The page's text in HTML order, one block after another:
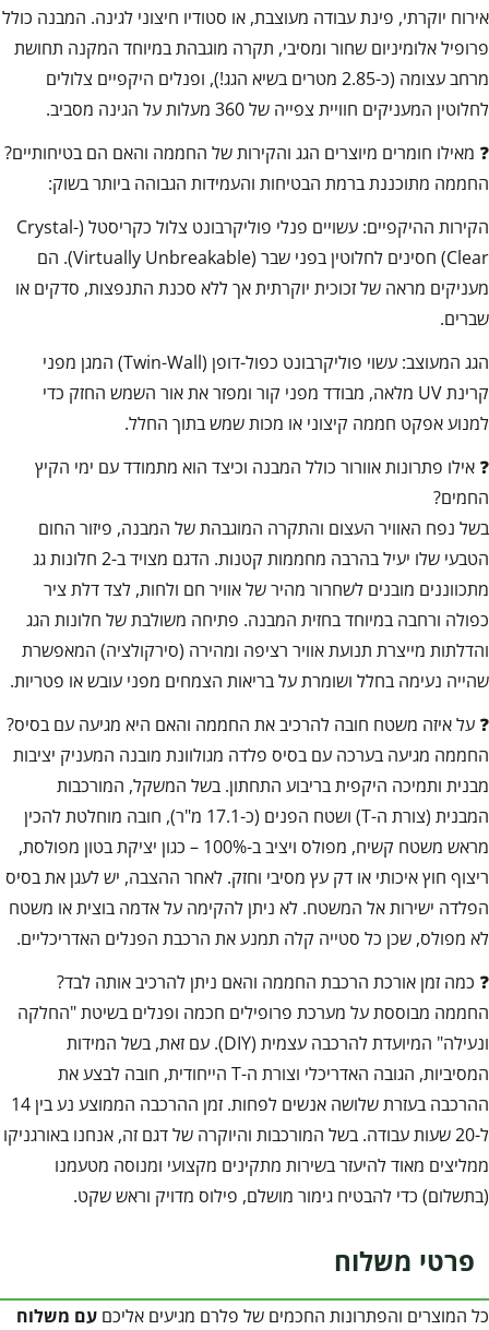
אירוח יוקרתי, פינת עבודה מעוצבת, או סטודיו חיצוני לגינה. המבנה כולל
פרופיל אלומיניום שחור ומסיבי, תקרה מוגבהת במיוחד המקנה תחושת
מרחב עצומה (כ-2.85 מטרים בשיא הגג!), ופנלים היקפיים צלולים
לחלוטין המעניקים חוויית צפייה של 360 מעלות על הגינה מסביב.
❓ מאילו חומרים מיוצרים הגג והקירות של החממה והאם הם בטיחותיים?
החממה מתוכננת ברמת הבטיחות והעמידות הגבוהה ביותר בשוק:
הקירות ההיקפיים: עשויים פנלי פוליקרבונט צלול כקריסטל (Crystal-
Clear) חסינים לחלוטין בפני שבר (Virtually Unbreakable). הם
מעניקים מראה של זכוכית יוקרתית אך ללא סכנת התנפצות, סדקים או
שברים.
הגג המעוצב: עשוי פוליקרבונט כפול-דופן (Twin-Wall) המגן מפני
קרינת UV מלאה, מבודד מפני קור ומפזר את אור השמש החזק כדי
למנוע אפקט חממה קיצוני או מכות שמש בתוך החלל.
❓ אילו פתרונות אוורור כולל המבנה וכיצד הוא מתמודד עם ימי הקיץ
החמים?
בשל נפח האוויר העצום והתקרה המוגבהת של המבנה, פיזור החום
הטבעי שלו יעיל בהרבה מחממות קטנות. הדגם מצויד ב-2 חלונות גג
מתכווננים מובנים לשחרור מהיר של אוויר חם ולחות, לצד דלת ציר
כפולה ורחבה במיוחד בחזית המבנה. פתיחה משולבת של חלונות הגג
והדלתות מייצרת תנועת אוויר רציפה ומהירה (סירקולציה) המאפשרת
שהייה נעימה בחלל ושומרת על בריאות הצמחים מפני עובש או פטריות.
❓ על איזה משטח חובה להרכיב את החממה והאם היא מגיעה עם בסיס?
החממה מגיעה בערכה עם בסיס פלדה מגולוונת מובנה המעניק יציבות
מבנית ותמיכה היקפית בריבוע התחתון. בשל המשקל, המורכבות
המבנית (צורת ה-T) ושטח הפנים (כ-17.1 מ"ר), חובה מוחלטת להכין
מראש משטח קשיח, מפולס ויציב ב-100% – כגון יציקת בטון מפולסת,
ריצוף חוץ איכותי או דק עץ מסיבי וחזק. לאחר ההצבה, יש לעגן את בסיס
הפלדה ישירות אל המשטח. לא ניתן להקימה על אדמה בוצית או משטח
לא מפולס, שכן כל סטייה קלה תמנע את הרכבת הפנלים האדריכליים.
❓ כמה זמן אורכת הרכבת החממה והאם ניתן להרכיב אותה לבד?
החממה מבוססת על מערכת פרופילים חכמה ופנלים בשיטת "החלקה
ונעילה" המיועדת להרכבה עצמית (DIY). עם זאת, בשל המידות
המסיביות, הגובה האדריכלי וצורת ה-T הייחודית, חובה לבצע את
ההרכבה בעזרת שלושה אנשים לפחות. זמן ההרכבה הממוצע נע בין 14
ל-20 שעות עבודה. בשל המורכבות והיוקרה של דגם זה, אנחנו באורגניקו
ממליצים מאוד להיעזר בשירות מתקינים מקצועי ומנוסה מטעמנו
(בתשלום) כדי להבטיח גימור מושלם, פילוס מדויק וראש שקט.
פרטי משלוח
כל המוצרים והפתרונות החכמים של פלרם מגיעים אליכם עם משלוח